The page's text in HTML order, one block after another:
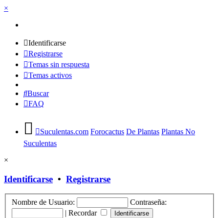
×
Identificarse
Registrarse
Temas sin respuesta
Temas activos
Buscar
FAQ
Suculentas.com Forocactus De Plantas Plantas No
Suculentas
×
Identificarse • Registrarse
Nombre de Usuario:
Contraseña:
| Recordar